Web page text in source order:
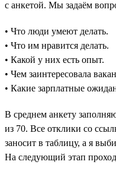
с анкетой. Мы задаём
• Что люди умеют делать.
• Что им нравится делать.
• Какой у них есть опыт.
• Чем заинтересовала
• Какие зарплатные
В среднем анкету
из 70. Все отклики со
заносит в таблицу, а я
На следующий этап